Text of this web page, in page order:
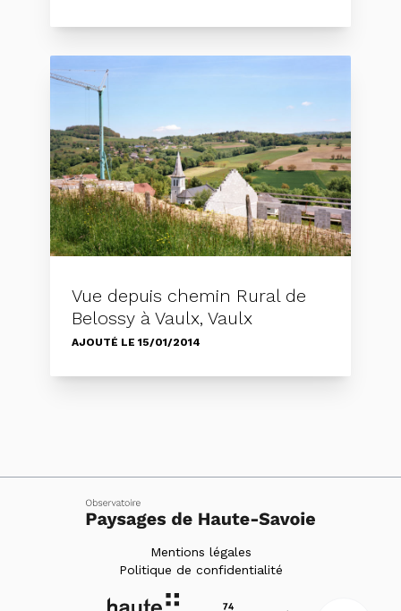
Vue depuis chemin Rural de
Belossy à Vaulx, Vaulx
AJOUTÉ LE 15/01/2014
Mentions légales
Politique de confidentialité